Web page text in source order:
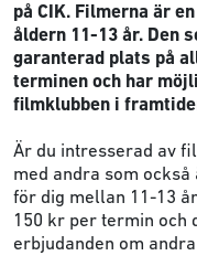
på CIK. Filmerna är
åldern 11-13 år. Den
garanterad plats på
terminen och har
filmklubben i
Är du intresserad av
med andra som
för dig mellan 11-13
150 kr per termin och
erbjudanden om